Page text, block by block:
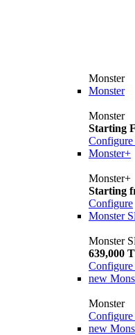
Monster
Monster
Monster
Starting
Configure
Monster+
Monster+
Starting
Configure
Monster
Monster
639,000
Configure
new
Monster
Configure
new